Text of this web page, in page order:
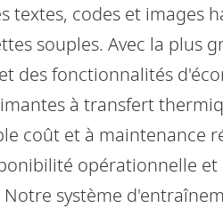
PRINTING
textes, codes et images
souples. Avec la plus
des fonctionnalités
à transfert
coût et à maintenance
opérationnelle
système